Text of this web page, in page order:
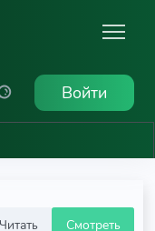
Войти
Читать
Смотреть